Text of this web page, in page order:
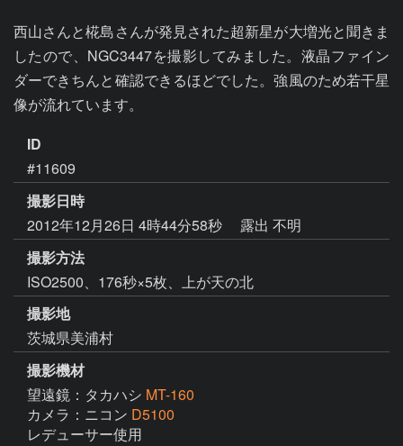
西山さんと椛島さんが発見された超新星が大増光と聞きま
したので、NGC3447を撮影してみました。液晶ファイン
ダーできちんと確認できるほどでした。強風のため若干星
像が流れています。
ID
#11609
撮影日時
2012年12月26日 4時44分58秒
露出 不明
撮影方法
ISO2500、176秒×5枚、上が天の北
撮影地
茨城県美浦村
撮影機材
望遠鏡：タカハシ MT-160
カメラ：ニコン D5100
レデューサー使用